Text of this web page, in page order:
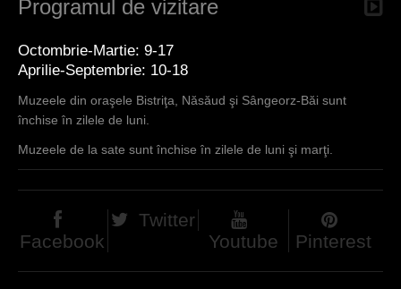
Programul de vizitare
Octombrie-Martie: 9-17
Aprilie-Septembrie: 10-18
Muzeele din oraşele Bistriţa, Năsăud şi Sângeorz-Băi sunt
închise în zilele de luni.
Muzeele de la sate sunt închise în zilele de luni şi marţi.
Facebook
Twitter
Youtube
Pinterest